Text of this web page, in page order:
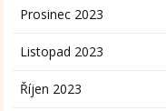
Prosinec 2023
Listopad 2023
Říjen 2023